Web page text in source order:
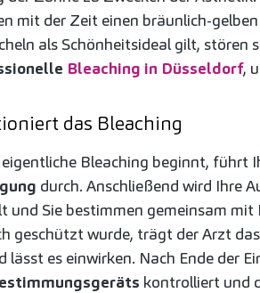
mit der Zeit einen bräunlich-
als Schönheitsideal gilt,
Bleaching in Düsseldorf,
das Bleaching
eigentliche Bleaching beginnt,
durch. Anschließend wird Ihre
und Sie bestimmen gemeinsam
geschützt wurde, trägt der Arzt
lässt es einwirken. Nach Ende der
kontrolliert und